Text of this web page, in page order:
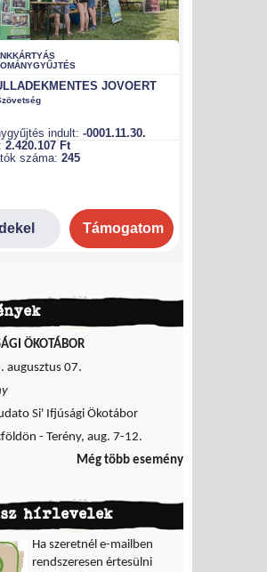
ÖKOTÁBOR
augusztus 07.
Si' Ifjúsági Ökotábor
- Terény, aug. 7-12.
Még több esemény
hírlevelek
Ha szeretnél e-mailben
rendszeresen értesülni